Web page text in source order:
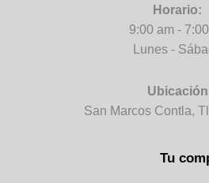
Horario:
9:00 am -
Lunes -
Ubicación
San Marcos Contla,
Tu